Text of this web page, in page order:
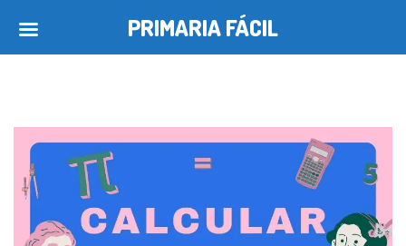
PRIMARIA FÁCIL